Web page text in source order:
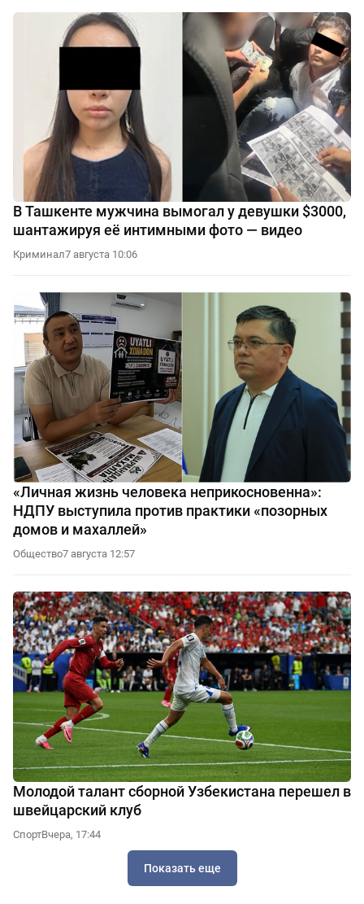
В Ташкенте мужчина вымогал у девушки $3000,
шантажируя её интимными фото — видео
Криминал7 августа 10:06
«Личная жизнь человека неприкосновенна»:
НДПУ выступила против практики «позорных
домов и махаллей»
Общество7 августа 12:57
Молодой талант сборной Узбекистана перешел в
швейцарский клуб
СпортВчера, 17:44
Показать еще